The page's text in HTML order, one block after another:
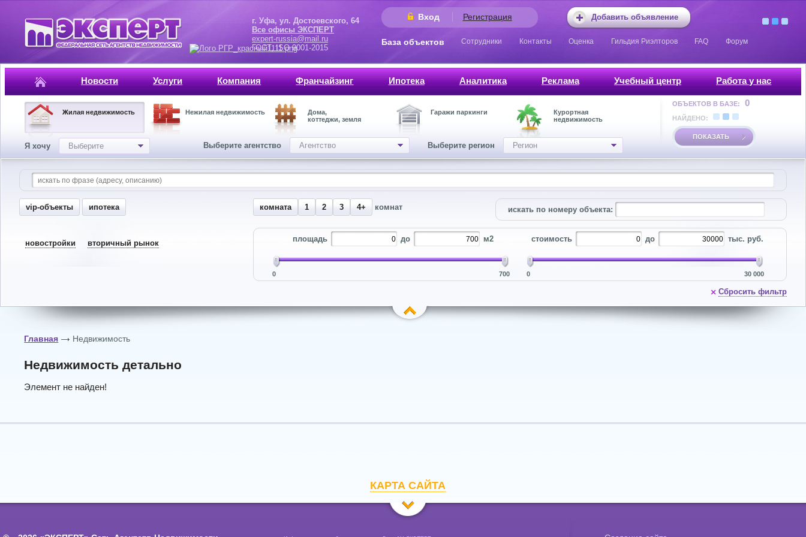
Добавить объявление
Вход Регистрация
г. Уфа, ул. Достоевского, 64
Все офисы ЭКСПЕРТ
expert-russia@mail.ru
ГОСТ, ISO 9001-2015
База объектов Сотрудники Контакты Оценка Гильдия Риэлторов FAQ Форум
Новости Услуги Компания Франчайзинг Ипотека Аналитика Реклама Учебный центр Работа у нас
Жилая недвижимость Нежилая недвижимость
Дома,
коттеджи, земля
Гаражи паркинги
Курортная
недвижимость
Я хочу Выберите Выберите агентство Агентство Выберите регион Регион
ОБЪЕКТОВ В БАЗЕ: 0
НАЙДЕНО:
ПОКАЗАТЬ
vip-объекты ипотека комната 1 2 3 4+ комнат искать по номеру объекта:
новостройки вторичный рынок площадь до м2
0 700
стоимость до тыс. руб.
0 30 000
× Сбросить фильтр
Главная Недвижимость
Недвижимость детально
Элемент не найден!
КАРТА САЙТА